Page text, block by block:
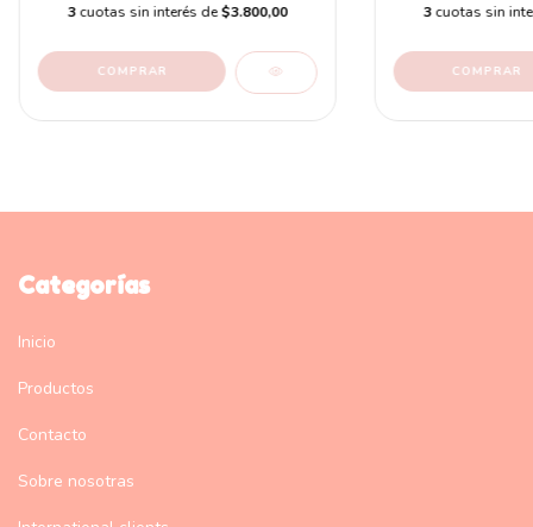
3cuotas sin interés de$3.800,00
COMPRAR
3 cuotas sin
COMPRAR
Categorías
Inicio
Productos
Contacto
Sobre nosotras